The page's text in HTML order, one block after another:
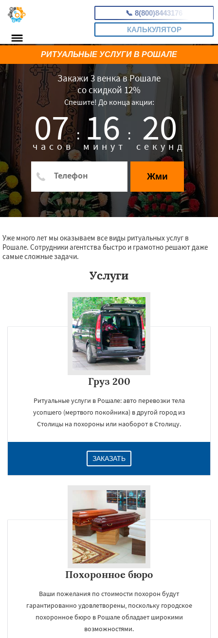
📞 8(800)8443176
КАЛЬКУЛЯТОР
Закажи 3 венка в Рошале
со скидкой 12%
Спешите! До конца акции:
07 :
часов 16 :
минут 19
секунд
Жми
РИТУАЛЬНЫЕ УСЛУГИ В РОШАЛЕ
Уже много лет мы оказываем все виды ритуальных услуг в
Рошале. Сотрудники агентства быстро и грамотно решают даже
самые сложные задачи.
Услуги
Груз 200
Ритуальные услуги в Рошале: авто перевозки тела
усопшего (мертвого покойника) в другой город из
Столицы на похороны или наоборот в Столицу.
ЗАКАЗАТЬ
Похоронное бюро
Ваши пожелания по стоимости похорон будут
гарантированно удовлетворены, поскольку городское
похоронное бюро в Рошале обладает широкими
возможностями.